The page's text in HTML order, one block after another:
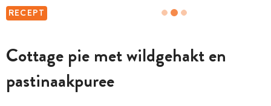
RECEPT
Cottage pie met wildgehakt en
pastinaakpuree